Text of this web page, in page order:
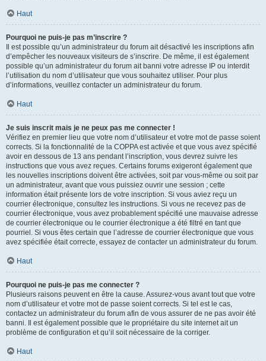
Haut
Pourquoi ne puis-je pas m’inscrire ?
Il est possible qu’un administrateur du forum ait désactivé les inscriptions afin
d’empêcher les nouveaux visiteurs de s’inscrire. De même, il est également
possible qu’un administrateur du forum ait banni votre adresse IP ou interdit
l’utilisation du nom d’utilisateur que vous souhaitez utiliser. Pour plus
d’informations, veuillez contacter un administrateur du forum.
Haut
Je suis inscrit mais je ne peux pas me connecter !
Vérifiez en premier lieu que votre nom d’utilisateur et votre mot de passe soient
corrects. Si la fonctionnalité de la COPPA est activée et que vous avez spécifié
avoir en dessous de 13 ans pendant l’inscription, vous devrez suivre les
instructions que vous avez reçues. Certains forums exigeront également que
les nouvelles inscriptions doivent être activées, soit par vous-même ou soit par
un administrateur, avant que vous puissiez ouvrir une session ; cette
information était présente lors de votre inscription. Si vous aviez reçu un
courrier électronique, consultez les instructions. Si vous ne recevez pas de
courrier électronique, vous avez probablement spécifié une mauvaise adresse
de courrier électronique ou le courrier électronique a été filtré en tant que
pourriel. Si vous êtes certain que l’adresse de courrier électronique que vous
avez spécifiée était correcte, essayez de contacter un administrateur du forum.
Haut
Pourquoi ne puis-je pas me connecter ?
Plusieurs raisons peuvent en être la cause. Assurez-vous avant tout que votre
nom d’utilisateur et votre mot de passe soient corrects. Si tel est le cas,
contactez un administrateur du forum afin de vous assurer de ne pas avoir été
banni. Il est également possible que le propriétaire du site internet ait un
problème de configuration et qu’il soit nécessaire de la corriger.
Haut